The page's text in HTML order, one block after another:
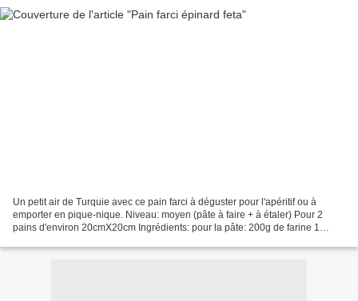
Un petit air de Turquie avec ce pain farci à déguster pour l'apéritif ou à
emporter en pique-nique. Niveau: moyen (pâte à faire + à étaler) Pour 2
pains d'environ 20cmX20cm Ingrédients: pour la pâte: 200g de farine 1